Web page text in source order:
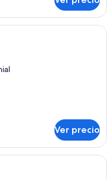
de hotel con una
Ver precio
de hotel con una cama